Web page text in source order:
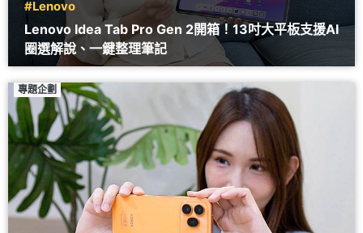
#Lenovo
Lenovo Idea Tab Pro Gen 2開箱！13吋大平板支援AI
圈選解說、一鍵整理筆記
專題企劃